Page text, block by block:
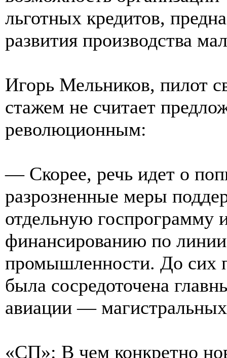
льготных кредитов,
развития производства
Игорь Мельников, пилот
стажем не считает
революционным:
— Скорее, речь идет о
разрозненные меры
отдельную госпрограмму
финансированию по
промышленности. До сих
была сосредоточена
авиации —
«СП»: В чем конкретно